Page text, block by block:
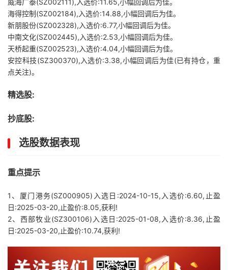
威海广泰(SZ002111),入选价:11.65,小幅回调后为佳。
海得控制(SZ002184),入选价:14.88,小幅回调后为佳。
新朋股份(SZ002328),入选价:6.77,小幅回调后为佳。
中南文化(SZ002445),入选价:2.53,小幅回调后为佳。
天桥起重(SZ002523),入选价:4.04,小幅回调后为佳。
安控科技(SZ300370),入选价:3.38,小幅回调后为佳(已有持仓，重
点关注)。
精选股:
抄底股:
选股数据表现
重点提示
1、厦门港务(SZ000905)入选日:2024-10-15,入选价:6.60,止盈
日:2025-03-20,止盈价:8.05,获利!
2、西部牧业(SZ300106)入选日:2025-01-08,入选价:8.36,止盈
日:2025-03-20,止盈价:10.74,获利!